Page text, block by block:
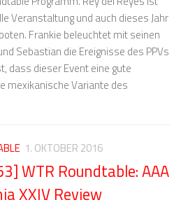
Veranstaltung und auch dieses Jahr
Frankie beleuchtet mit seinen
Sebastian die Ereignisse des PPVs
dass dieser Event eine gute
mexikanische Variante des
1. OKTOBER 2016
WTR Roundtable: AAA
XXIV Review